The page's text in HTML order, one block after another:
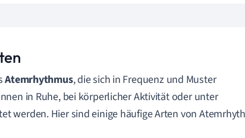
Atemrhythmus, die sich in Frequenz und Muster
in Ruhe, bei körperlicher Aktivität oder unter
werden. Hier sind einige häufige Arten von